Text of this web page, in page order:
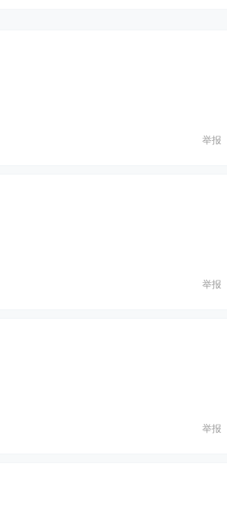
举报
举报
举报